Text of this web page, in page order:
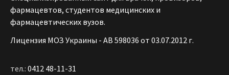
фармацевтов, студентов медицинских и
фармацевтических вузов.
Лицензия МОЗ Украины - АВ 598036 от 03.07.2012 г.
тел.: 0412 48-11-31